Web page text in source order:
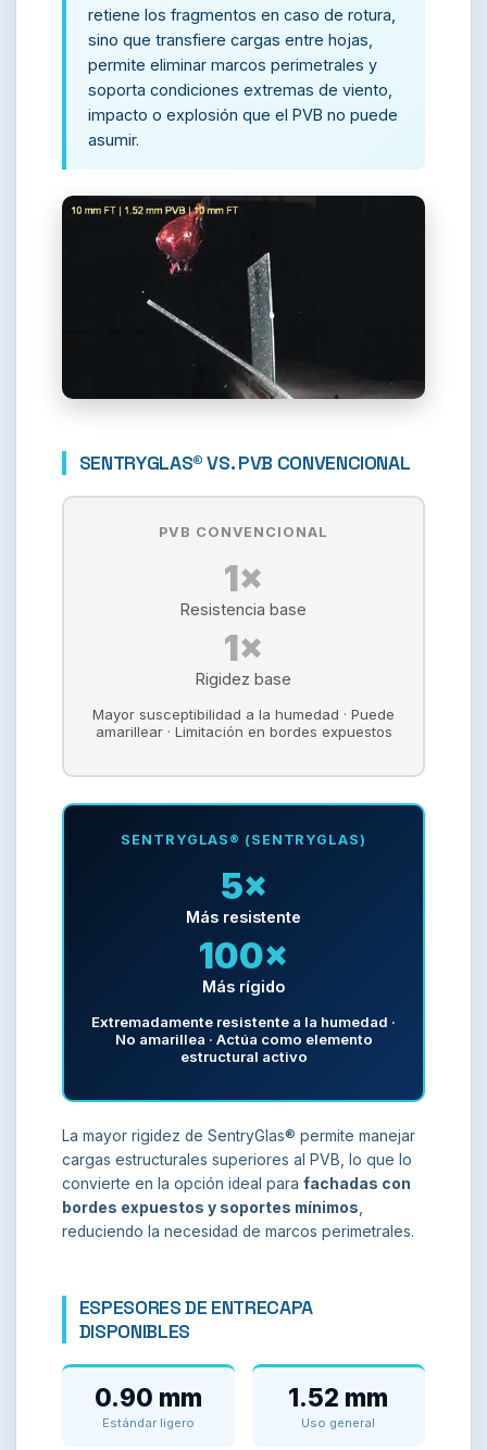
retiene los fragmentos en caso de rotura,
sino que transfiere cargas entre hojas,
permite eliminar marcos perimetrales y
soporta condiciones extremas de viento,
impacto o explosión que el PVB no puede
asumir.
SENTRYGLAS® VS. PVB CONVENCIONAL
PVB CONVENCIONAL
1×
Resistencia base
1×
Rigidez base
Mayor susceptibilidad a la humedad · Puede
amarillear · Limitación en bordes expuestos
SENTRYGLAS® (SENTRYGLAS)
5×
Más resistente
100×
Más rígido
Extremadamente resistente a la humedad ·
No amarillea · Actúa como elemento
estructural activo
La mayor rigidez de SentryGlas® permite manejar
cargas estructurales superiores al PVB, lo que lo
convierte en la opción ideal parafachadas con
bordes expuestos y soportes mínimos
reduciendo la necesidad de marcos perimetrales.
ESPESORES DE ENTRECAPA
DISPONIBLES
0.90 mm
Estándar ligero
1.52 mm
Uso general